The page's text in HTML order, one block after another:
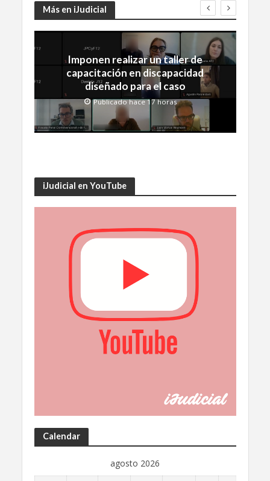
Más en iJudicial
Imponen realizar un taller de
capacitación en discapacidad
diseñado para el caso
Publicado hace 17 horas
iJudicial en YouTube
Calendar
agosto 2026